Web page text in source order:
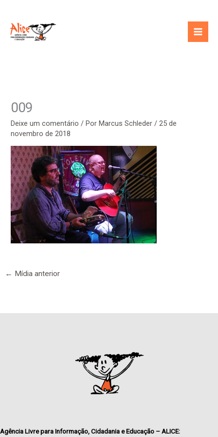
conteúdo
009
Deixe um comentário / PorMarcus Schleder/25 de
novembro de 2018
← Mídia anterior
Agência Livre para Informação, Cidadania e Educação – ALICE: